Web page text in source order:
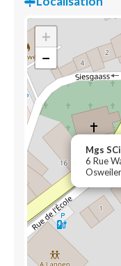
Mgs
6 Rue
Osweiler
+
−